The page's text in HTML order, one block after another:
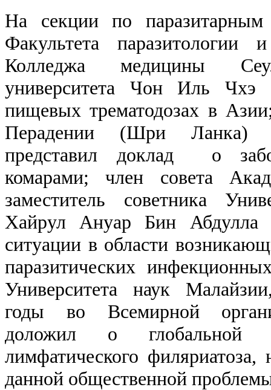
На секции по паразитарным
Факультета паразитологии
Колледжа медицины
университета Чон Иль
пищевых трематодозах в
Перадении (Шри Ланка)
представил доклад о
комарами; член совета
заместитель советника
Хайрул Ануар Бин Абдулла
ситуации в области
паразитических
Университета наук
годы во Всемирной
доложил о глобальной
лимфатического филяриатоза,
данной общественной